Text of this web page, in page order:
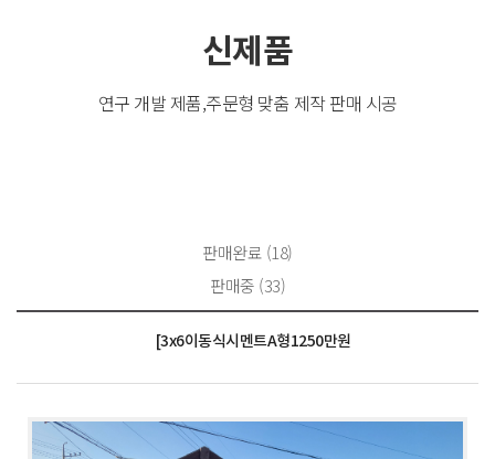
신제품
연구 개발 제품,주문형 맞춤 제작 판매 시공
판매완료 (18)
판매중 (33)
[3x6이동식시멘트A형1250만원